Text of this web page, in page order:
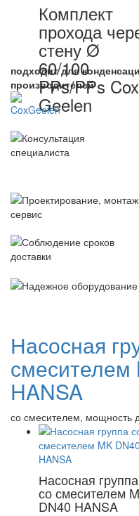
Комплект
прохода
стену Ø
60/100
PPs/PPs Cox
Geelen
подходит для
производителей
Насосная
смесителем
HANSA
со смесителем, мощность
Насосная группа
со смесителем
DN40 HANSA